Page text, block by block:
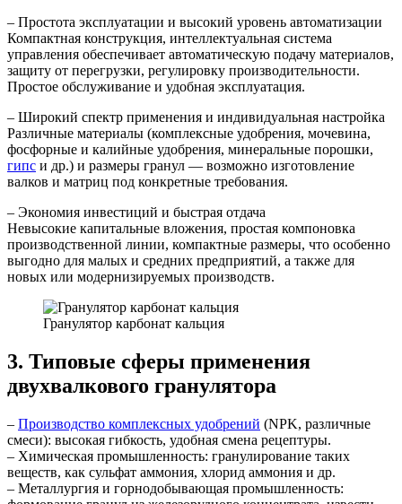
– Простота эксплуатации и высокий уровень автоматизации
Компактная конструкция, интеллектуальная система
управления обеспечивает автоматическую подачу материалов,
защиту от перегрузки, регулировку производительности.
Простое обслуживание и удобная эксплуатация.
– Широкий спектр применения и индивидуальная настройка
Различные материалы (комплексные удобрения, мочевина,
фосфорные и калийные удобрения, минеральные порошки,
гипс и др.) и размеры гранул — возможно изготовление
валков и матриц под конкретные требования.
– Экономия инвестиций и быстрая отдача
Невысокие капитальные вложения, простая компоновка
производственной линии, компактные размеры, что особенно
выгодно для малых и средних предприятий, а также для
новых или модернизируемых производств.
Гранулятор карбонат кальция
3. Типовые сферы применения
двухвалкового гранулятора
– Производство комплексных удобрений (NPK, различные
смеси): высокая гибкость, удобная смена рецептуры.
– Химическая промышленность: гранулирование таких
веществ, как сульфат аммония, хлорид аммония и др.
– Металлургия и горнодобывающая промышленность: